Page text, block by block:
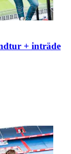
+ inträde